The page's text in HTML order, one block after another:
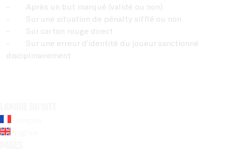
- Après un but marqué (validé ou non)
- Sur une situation de pénalty sifflé ou non
- Sur carton rouge direct
- Sur une erreur d’identité du joueur sanctionné
disciplinairement